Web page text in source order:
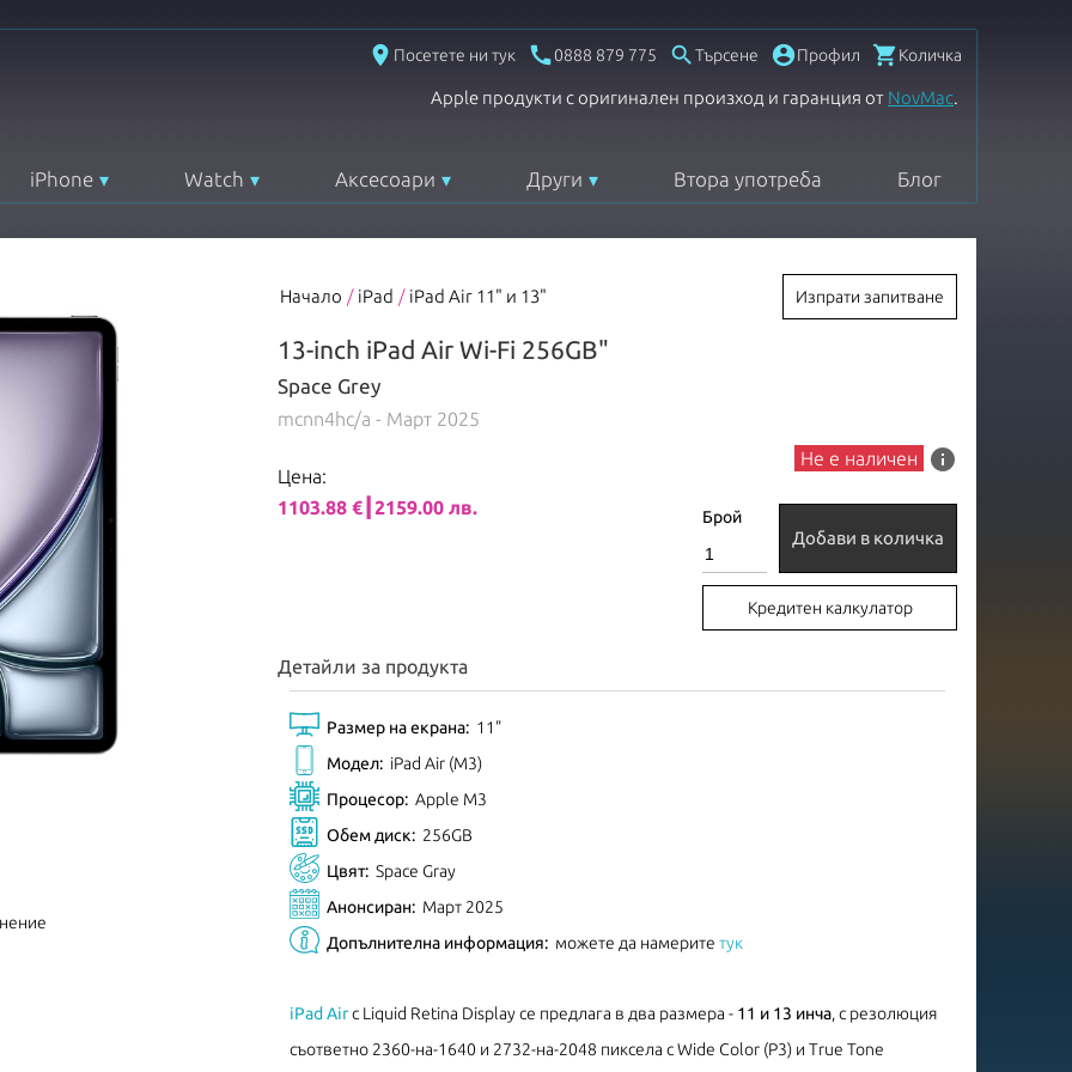
place Посетете ни тук 0888 879 775  Търсене Профил Количка
Apple продукти с оригинален произход и гаранция от NovMac.
iPhone Watch Аксесоари Други Втора употреба Блог
Начало / iPad / iPad Air 11" и 13" Изпрати запитване
13-inch iPad Air Wi-Fi 256GB"
Space Grey
mcnn4hc/a - Март 2025
Цена:
1103.88 €┃2159.00 лв.
Не е наличен info
Брой
Добави в количка
Кредитен калкулатор
Детайли за продукта
Размер на екрана: 11"
Модел: iPad Air (M3)
Процесор: Apple M3
Обем диск: 256GB
Цвят: Space Gray
Анонсиран: Март 2025
Допълнителна информация: можете да намерите тук
iPad Airс Liquid Retina Display се предлага в два размера - 11 и 13 инча, с резолюция
съответно 2360-на-1640 и 2732-на-2048 пиксела с Wide Color (P3) и True Tone